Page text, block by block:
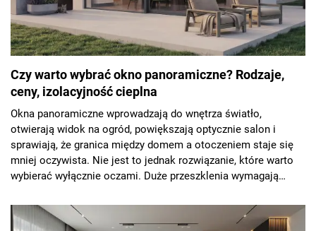
Czy warto wybrać okno panoramiczne? Rodzaje,
ceny, izolacyjność cieplna
Okna panoramiczne wprowadzają do wnętrza światło,
otwierają widok na ogród, powiększają optycznie salon i
sprawiają, że granica między domem a otoczeniem staje się
mniej oczywista. Nie jest to jednak rozwiązanie, które warto
wybierać wyłącznie oczami. Duże przeszklenia wymagają
solidnego montażu, wyposażenia w osłony przeciwsłoneczne i
przemyślanej automatyki.